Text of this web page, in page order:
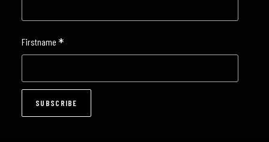
Firstname *